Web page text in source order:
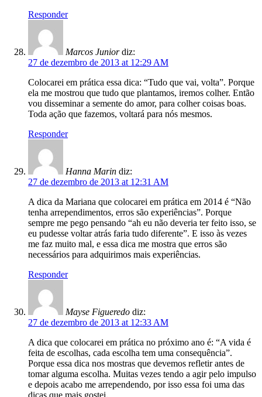
Responder
Marcos Junior diz:
27 de dezembro de 2013 at 12:29 AM
Colocarei em prática essa dica: “Tudo que vai, volta”. Porque
ela me mostrou que tudo que plantamos, iremos colher. Então
vou disseminar a semente do amor, para colher coisas boas.
Toda ação que fazemos, voltará para nós mesmos.
Responder
Hanna Marin diz:
27 de dezembro de 2013 at 12:31 AM
A dica da Mariana que colocarei em prática em 2014 é “Não
tenha arrependimentos, erros são experiências”. Porque
sempre me pego pensando “ah eu não deveria ter feito isso, se
eu pudesse voltar atrás faria tudo diferente”. E isso às vezes
me faz muito mal, e essa dica me mostra que erros são
necessários para adquirimos mais experiências.
Responder
Mayse Figueredo diz:
27 de dezembro de 2013 at 12:33 AM
A dica que colocarei em prática no próximo ano é: “A vida é
feita de escolhas, cada escolha tem uma consequência”.
Porque essa dica nos mostras que devemos refletir antes de
tomar alguma escolha. Muitas vezes tendo a agir pelo impulso
e depois acabo me arrependendo, por isso essa foi uma das
dicas que mais gostei.